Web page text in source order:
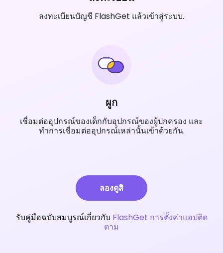
ลงทะเบียนบัญชี FlashGet แล้วเข้าสู่ระบบ.
ผูก
เชื่อมต่ออุปกรณ์ของเด็กกับอุปกรณ์ของผู้ปกครอง และ
ทำการเชื่อมต่ออุปกรณ์เหล่านั้นเข้าด้วยกัน.
ลองดูสิ
รับคู่มือฉบับสมบูรณ์เกี่ยวกับ FlashGet การตั้งค่าแอปติด
ตาม